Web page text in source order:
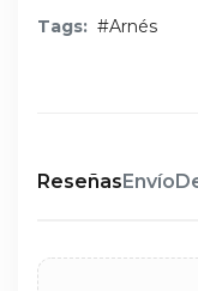
Tags: #Arnés
ReseñasEnvío